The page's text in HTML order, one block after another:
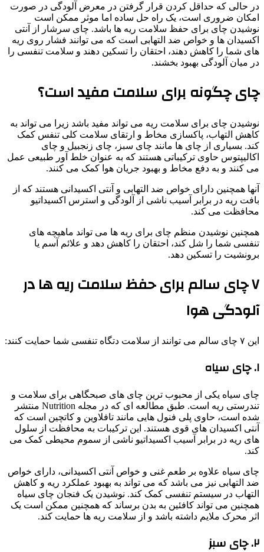
در حالی که حداقل کردن قرار گرفتن در معرض آلودگی در صورت
امکان ضروری است، یک راه حل ساده اما موثر ممکن است
نوشیدن چای برای حفظ سلامت ریه ها باشد. چای سرشار از آنتی
اکسیدان ها و خواص ضد التهابی است که می توانند فشار روی ریه
های شما را کاهش دهند، احتقان را تسکین دهند و سلامت تنفسی را
در میان آلودگی بهبود بخشند.
چای چگونه برای سلامت مفید است؟
نوشیدن چای برای سلامت ریه می تواند مفید باشد زیرا می تواند به
کاهش التهاب، پاکسازی مخاط و ارتقای سلامت کلی تنفس کمک
کند. بسیاری از چای ها مانند چای سبز، چای زنجبیل و چای
اکالیپتوس حاوی ترکیباتی هستند که به عنوان خلط آور طبیعی عمل
می کنند و به دفع مخاط و بهبود جریان هوا کمک می کنند.
آنها همچنین دارای خواص ضد التهابی و آنتی اکسیدانی هستند که از
بافت ریه در برابر آسیب ناشی از آلودگی و استرس اکسیداتیو
محافظت می کند.
همچنین نوشیدن منظم چای برای ریه ها می تواند ماهیچه های
تنفسی شما را شل کند، احتقان را کاهش دهد و علائم آسم یا
برونشیت را تسکین دهد.
۷ چای سالم برای حفظ سلامت ریه ها در
آلودگی هوا
این ۷ چای سالم می توانند از سلامت دتگاه تنفسی شما حمایت کنند:
۱. چای سیاه
چای سیاه یکی از محبوب ترین چای های صبحگاهی برای سلامت و
تندرستی ریه است. طبق مطالعه ای که در مجله Nutrition منتشر
شده است، حاوی پلی فنول هایی مانند تافلاوین و کاتچین است که
آنتی اکسیدان های قوی هستند. این ترکیبات به محافظت از سلول
های ریه در برابر آسیب اکسیداتیو ناشی از سموم محیطی کمک می
کند.
چای سیاه علاوه بر طعم غنی و خواص آنتی اکسیدانی، دارای خواص
ضد التهابی نیز می باشد که می تواند به بهبود عملکرد ریه و کاهش
التهاب در سیستم تنفسی کمک کند. نوشیدن یک فنجان چای سیاه
همچنین می تواند کافئین به بدن برساند که همچنین ممکن است یک
اثر محرک ملایم داشته باشد و از سلامت ریه ها حمایت کند.
۲. چای سبز